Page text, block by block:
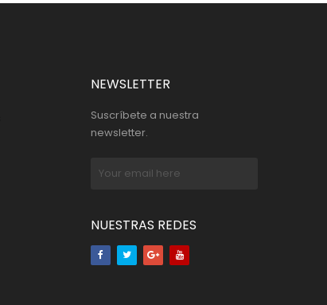
NEWSLETTER
Suscríbete a nuestra
newsletter.
NUESTRAS REDES